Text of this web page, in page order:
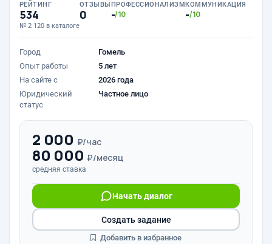
РЕЙТИНГ
534
№ 2 120 в каталоге
ОТЗЫВЫ
0
ПРОФЕССИОНАЛИЗМ
-/10
КОММУНИКАЦИЯ
-/10
Город
Гомель
Опыт работы
5 лет
На сайте с
2026 года
Юридический
статус
Частное лицо
2 000 ₽/час
80 000 ₽/месяц
средняя ставка
Начать диалог
Создать задание
Добавить в избранное